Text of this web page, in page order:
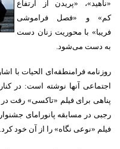
«ناهید»، «پریدن از ارتفاع
کم» و «فصل فراموشی
فریبا» با محوریت زنان دست
به دست می‌شود.
روزنامه فرامنطقه‌ای الحیات با
اجتماعی آنها نوشته است: در
پناهی برای فیلم «تاکسی» رفت
رجبی در مسابقه پانورامای
فیلم «نوعی نگاه» را از آن خود کرد.